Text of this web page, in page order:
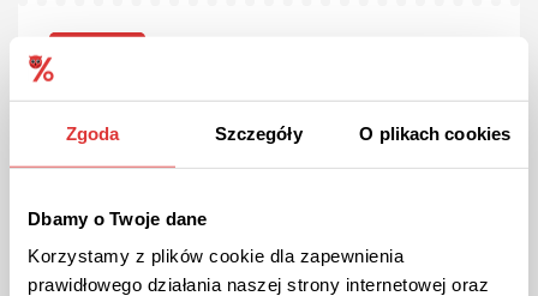
Zgoda Szczegóły O plikach cookies
Dbamy o Twoje dane
Korzystamy z plików cookie dla zapewnienia
prawidłowego działania naszej strony internetowej oraz
Bądź na bieżąco z najnowszymi promocjami sklepu!
o najlepszych promocjach, rabatach i wyprzedażach
ZOBACZ PROMOCJĘ
Kupon ważny do odwołania